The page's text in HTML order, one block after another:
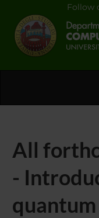
Follow
All
-